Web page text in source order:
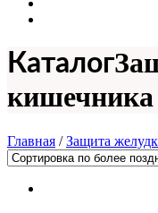
Каталог
кишечника
Главная /Защита